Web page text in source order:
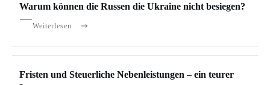
Warum können die Russen die Ukraine nicht besiegen?
Weiterlesen
Fristen und Steuerliche Nebenleistungen – ein teurer